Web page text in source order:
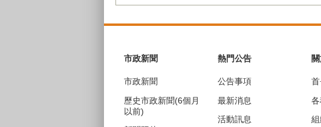
市政新聞
市政新聞
歷史市政新聞(6個月
以前)
熱門公告
公告事項
最新消息
活動訊息
組